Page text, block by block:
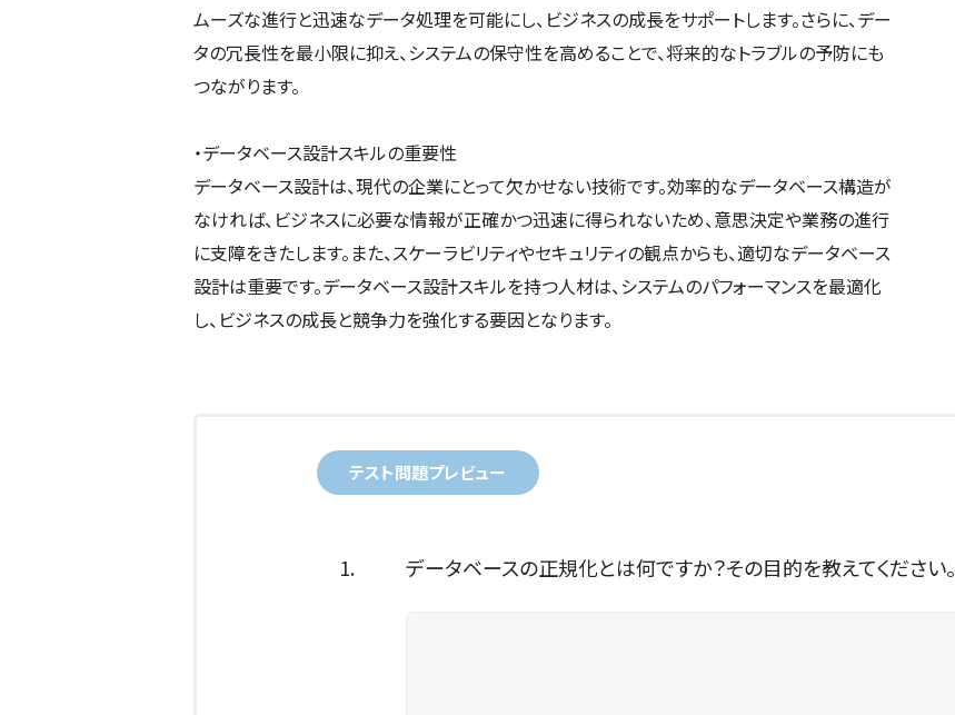
ムーズな進行と迅速なデータ処理を可能にし、ビジネスの成長をサポートします。さらに、デー
タの冗長性を最小限に抑え、システムの保守性を高めることで、将来的なトラブルの予防にも
つながります。
・データベース設計スキルの重要性
データベース設計は、現代の企業にとって欠かせない技術です。効率的なデータベース構造が
なければ、ビジネスに必要な情報が正確かつ迅速に得られないため、意思決定や業務の進行
に支障をきたします。また、スケーラビリティやセキュリティの観点からも、適切なデータベース
設計は重要です。データベース設計スキルを持つ人材は、システムのパフォーマンスを最適化
し、ビジネスの成長と競争力を強化する要因となります。
テスト問題プレビュー
1. データベースの正規化とは何ですか？その目的を教えてください。